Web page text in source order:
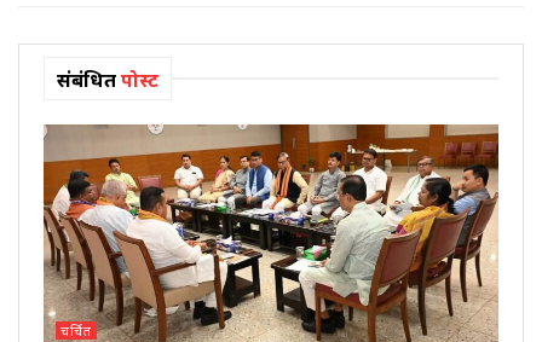
संबंधितपोस्ट
चर्चित